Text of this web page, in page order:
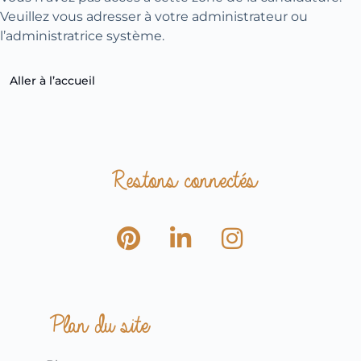
Veuillez vous adresser à votre administrateur ou
l’administratrice système.
Aller à l’accueil
Restons connectés
Plan du site